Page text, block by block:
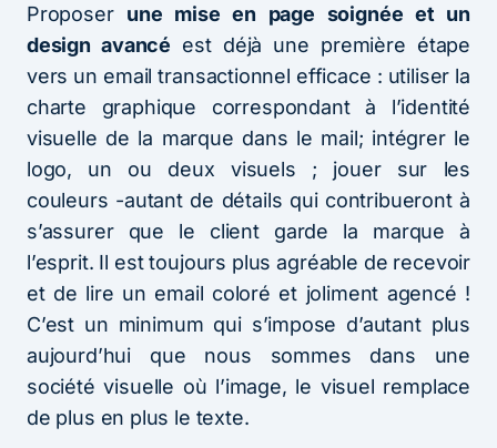
Proposer une mise en page soignée et un
design avancé est déjà une première étape
vers un email transactionnel efficace : utiliser la
charte graphique correspondant à l’identité
visuelle de la marque dans le mail; intégrer le
logo, un ou deux visuels ; jouer sur les
couleurs -autant de détails qui contribueront à
s’assurer que le client garde la marque à
l’esprit. Il est toujours plus agréable de recevoir
et de lire un email coloré et joliment agencé !
C’est un minimum qui s’impose d’autant plus
aujourd’hui que nous sommes dans une
société visuelle où l’image, le visuel remplace
de plus en plus le texte.